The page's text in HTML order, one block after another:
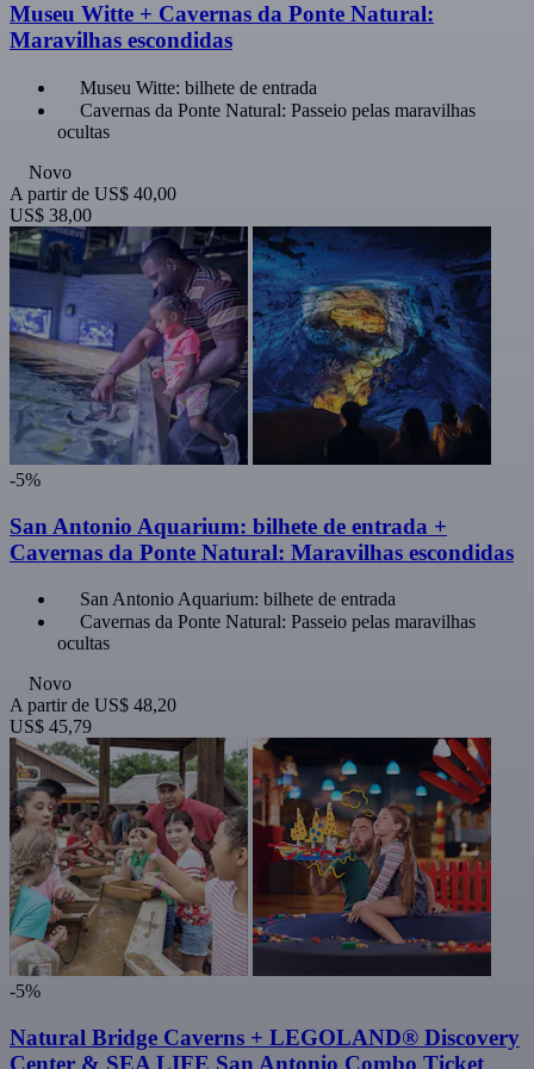
Museu Witte + Cavernas da Ponte Natural:
Maravilhas escondidas
Museu Witte: bilhete de entrada
Cavernas da Ponte Natural: Passeio pelas maravilhas
ocultas
Novo
A partir de US$ 40,00
US$ 38,00
-5%
San Antonio Aquarium: bilhete de entrada +
Cavernas da Ponte Natural: Maravilhas escondidas
San Antonio Aquarium: bilhete de entrada
Cavernas da Ponte Natural: Passeio pelas maravilhas
ocultas
Novo
A partir de US$ 48,20
US$ 45,79
-5%
Natural Bridge Caverns + LEGOLAND® Discovery
Center & SEA LIFE San Antonio Combo Ticket